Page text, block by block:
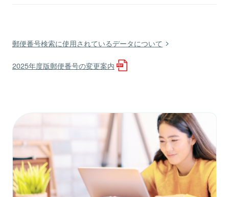
郵便番号検索に使用されているデータについて
2025年度版郵便番号の変更案内